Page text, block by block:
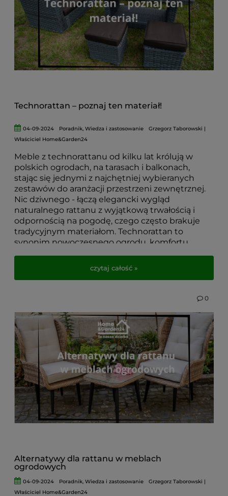
Technorattan – poznaj ten materiał!
04-09-2024 Poradnik,Wiedza i zastosowanie
Grzegorz Taborowski |
Właściciel Home&Garden24
Meble z technorattanu od kilku lat królują w
polskich ogrodach, na tarasach i balkonach,
stając się jednymi z najchętniej wybieranych
zestawów do aranżacji przestrzeni zewnętrznej.
Nic dziwnego - łączą elegancki wygląd
naturalnego rattanu z wyjątkową trwałością i
odpornością na pogodę, czego często brakuje
tradycyjnym materiałom. Technorattan to
synonim nowoczesnego ogrodu, komfortu
W tym artykule wyjaśniam, czym dokładnie jest
technorattan, dlaczego stał się tak popularny
mebli ogrodowych odpornych na deszcz, słońce,
mróz i intensywne użytkowanie - ten materiał
może okazać się idealny dla Ciebie.
czytaj całość »
Alternatywy dla rattanu w meblach
ogrodowych
0
04-09-2024 Poradnik,Wiedza i zastosowanie
Grzegorz Taborowski |
Właściciel Home&Garden24